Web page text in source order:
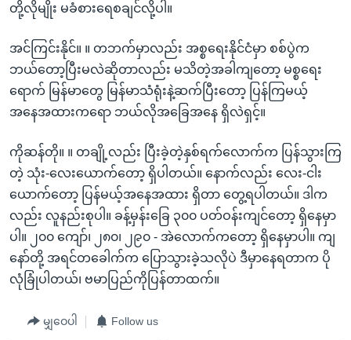
တို့လိုမျိုး မခံစားရေစချင်လို့ပါ။
အင်ကြင်းနိုင်။ ။ တဘက်မှာလည်း အစ္စရေးနိုင်ငံမှာ စစ်ပွဲက
ဘယ်တော့ပြီးမလဲဆိုတာလည်း မသိတဲ့အခါကျတော့ မစ္စရေး
ရောက် မြန်မာတွေ မြန်မာသံရုံးနဲ့ဆက်ပြီးတော့ ပြန်ကြမယ့်
အနေအထားကရော ဘယ်လိုအခြေအနေ ရှိလဲရှင့်။
ကိုဆန်တို။ ။ တချို့လည်း ပြီးခဲ့တဲ့နှစ်ရက်လောက်က ပြန်သွားကြ
တဲ့ သုံး-လေးယောက်တော့ ရှိပါတယ်။ နောက်လည်း လေး-ငါး
ယောက်တော့ ပြန်မယ့်အနေအထား ရှိတာ တွေ့ရပါတယ်။ ဒါက
လည်း လူနည်းစုပါ။ ခန့်မှန်းခြေ ၃၀၀ ပတ်ဝန်းကျင်တော့ ရှိနေမှာ
ပါ။ ၂၀၀ ကျော်၊ ၂၈၀၊ ၂၉၀ - အဲလောက်ကတော့ ရှိနေမှာပါ။ ကျ
နော်တို့ အရင်တခေါက်က ပြောသွားခဲ့သလိုပဲ ဒီမှာနေရတာက ပို
လုံခြုံပါတယ်၊ ဗမာပြည်ကိုပြန်တာထက်။
မျှဝေပါ Follow us